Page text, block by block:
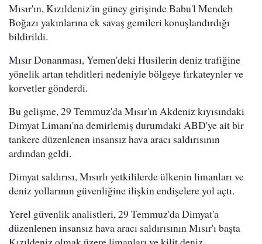
Mısır'ın, Kızıldeniz'in güney girişinde Babu'l Mendeb
Boğazı yakınlarına ek savaş gemileri konuşlandırdığı
bildirildi.
Mısır Donanması, Yemen'deki Husilerin deniz trafiğine
yönelik artan tehditleri nedeniyle bölgeye fırkateynler ve
korvetler gönderdi.
Bu gelişme, 29 Temmuz'da Mısır'ın Akdeniz kıyısındaki
Dimyat Limanı'na demirlemiş durumdaki ABD'ye ait bir
tankere düzenlenen insansız hava aracı saldırısının
ardından geldi.
Dimyat saldırısı, Mısırlı yetkililerde ülkenin limanları ve
deniz yollarının güvenliğine ilişkin endişelere yol açtı.
Yerel güvenlik analistleri, 29 Temmuz'da Dimyat'a
düzenlenen insansız hava aracı saldırısının Mısır'ı başta